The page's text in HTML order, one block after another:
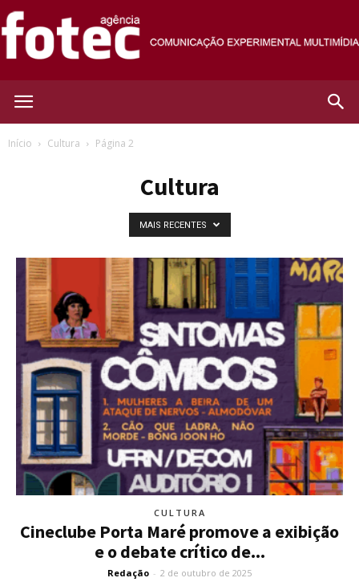
Fotec
Início Cultura Página 2
Cultura
MAIS RECENTES
CULTURA
Cineclube Porta Maré promove a exibição
e o debate crítico de...
Redação - 2 de outubro de 2025